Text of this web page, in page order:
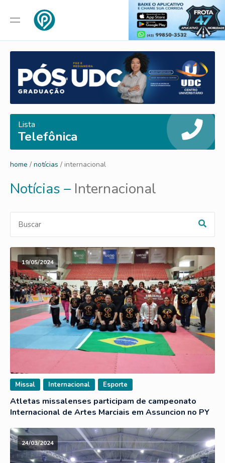
Lista
Telefônica
home / notícias / internacional
Notícias – Internacional
19/05/2024
Missal Internacional Esporte
Atletas missalenses participam de campeonato
Internacional de Artes Marciais em Assuncion no PY
24/03/2024